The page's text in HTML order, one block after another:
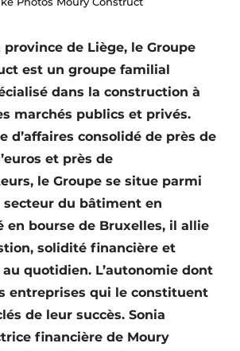
souterraines et égouttage
province de Liège, le Groupe
est un groupe familial
dans la construction à
marchés publics et privés.
d’affaires consolidé de près de
et près de
le Groupe se situe parmi
secteur du bâtiment en
en bourse de Bruxelles, il allie
solidité financière et
quotidien. L’autonomie dont
entreprises qui le constituent
de leur succès. Sonia
financière de Moury